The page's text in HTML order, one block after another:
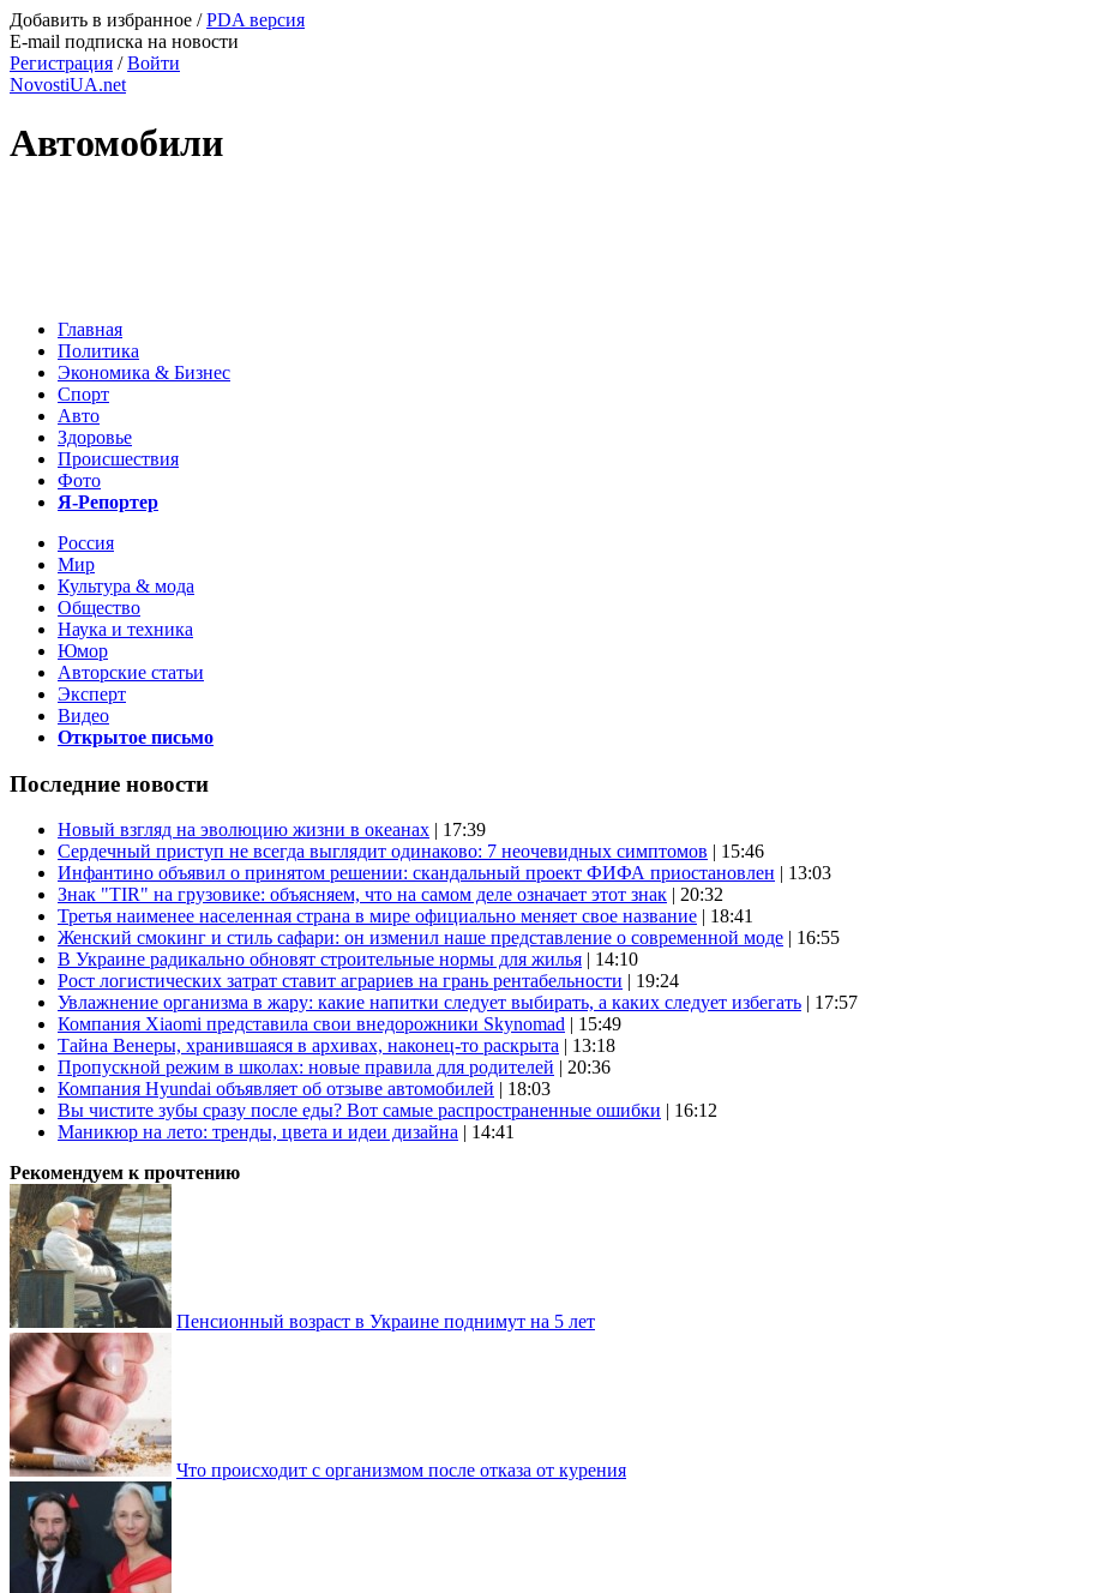
Добавить в избранное /PDA версия
E-mail подписка на новости
Регистрация /Войти
NovostiUA.net
Автомобили
Главная
Политика
Экономика & Бизнес
Спорт
Авто
Здоровье
Происшествия
Фото
Я-Репортер
Россия
Мир
Культура & мода
Общество
Наука и техника
Юмор
Авторские статьи
Эксперт
Видео
Открытое письмо
Последние новости
Новый взгляд на эволюцию жизни в океанах | 17:39
Сердечный приступ не всегда выглядит одинаково: 7 неочевидных симптомов | 15:46
Инфантино объявил о принятом решении: скандальный проект ФИФА приостановлен | 13:03
Знак "TIR" на грузовике: объясняем, что на самом деле означает этот знак | 20:32
Третья наименее населенная страна в мире официально меняет свое название | 18:41
Женский смокинг и стиль сафари: он изменил наше представление о современной моде | 16:55
В Украине радикально обновят строительные нормы для жилья | 14:10
Рост логистических затрат ставит аграриев на грань рентабельности | 19:24
Увлажнение организма в жару: какие напитки следует выбирать, а каких следует избегать | 17:57
Компания Xiaomi представила свои внедорожники Skynomad | 15:49
Тайна Венеры, хранившаяся в архивах, наконец-то раскрыта | 13:18
Пропускной режим в школах: новые правила для родителей | 20:36
Компания Hyundai объявляет об отзыве автомобилей | 18:03
Вы чистите зубы сразу после еды? Вот самые распространенные ошибки | 16:12
Маникюр на лето: тренды, цвета и идеи дизайна | 14:41
Рекомендуем к прочтению
Пенсионный возраст в Украине поднимут на 5 лет
Что происходит с организмом после отказа от курения